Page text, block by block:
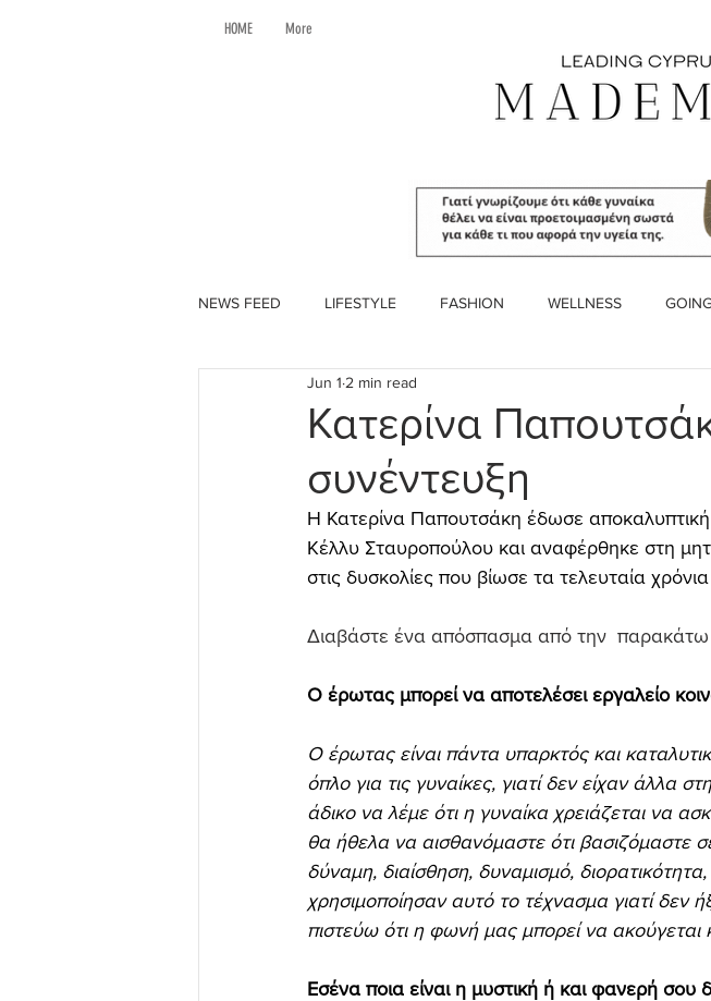
HOME More
NEWS FEED LIFESTYLE FASHION WELLNESS
Κατερίνα
συνέντευξη
Jun 1 2 min read
Η Κατερίνα Παπουτσάκη έδωσε
Κέλλυ Σταυροπούλου και αναφέρθηκε στη
στις δυσκολίες που βίωσε τα τελευταία
Διαβάστε ένα απόσπασμα από την  παρακάτω
Ο έρωτας μπορεί να αποτελέσει εργαλείο
Ο έρωτας είναι πάντα υπαρκτός και
όπλο για τις γυναίκες, γιατί δεν είχαν άλλα
άδικο να λέμε ότι η γυναίκα χρειάζεται να
θα ήθελα να αισθανόμαστε ότι βασιζόμαστε
δύναμη, διαίσθηση, δυναμισμό,
χρησιμοποίησαν αυτό το τέχνασμα γιατί
πιστεύω ότι η φωνή μας μπορεί να ακούγεται
Εσένα ποια είναι η μυστική ή και φανερή σου